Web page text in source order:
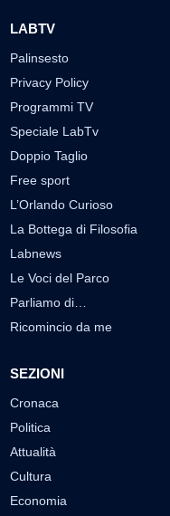
LABTV
Palinsesto
Privacy Policy
Programmi TV
Speciale LabTv
Doppio Taglio
Free sport
L’Orlando Curioso
La Bottega di Filosofia
Labnews
Le Voci del Parco
Parliamo di…
Ricomincio da me
SEZIONI
Cronaca
Politica
Attualità
Cultura
Economia